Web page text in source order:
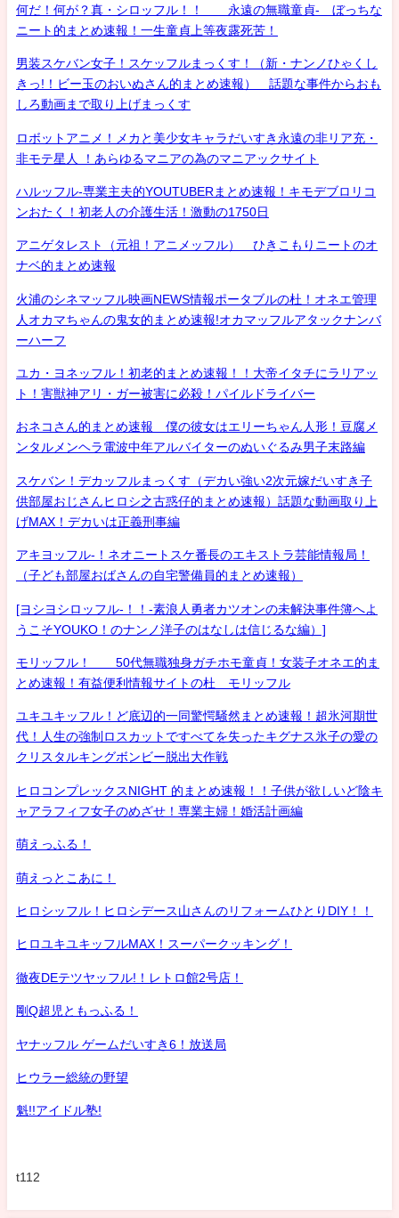
何だ！何が？真・シロッフル！！ 永遠の無職童貞- ぼっちな
ニート的まとめ速報！一生童貞上等夜露死苦！
男装スケバン女子！スケッフルまっくす！（新・ナンノひゃくし
きっ!！ビー玉のおいぬさん的まとめ速報） 話題な事件からおも
しろ動画まで取り上げまっくす
ロボットアニメ！メカと美少女キャラだいすき永遠の非リア充・
非モテ星人 ！あらゆるマニアの為のマニアックサイト
ハルッフル-専業主夫的YOUTUBERまとめ速報！キモデブロリコ
ンおたく！初老人の介護生活！激動の1750日
アニゲタレスト（元祖！アニメッフル） ひきこもりニートのオ
ナベ的まとめ速報
火浦のシネマッフル映画NEWS情報ポータブルの杜！オネエ管理
人オカマちゃんの鬼女的まとめ速報!オカマッフルアタックナンバ
ーハーフ
ユカ・ヨネッフル！初老的まとめ速報！！大帝イタチにラリアッ
ト！害獣神アリ・ガー被害に必殺！パイルドライバー
おネコさん的まとめ速報 僕の彼女はエリーちゃん人形！豆腐メ
ンタルメンヘラ電波中年アルバイターのぬいぐるみ男子末路編
スケバン！デカッフルまっくす（デカい強い2次元嫁だいすき子
供部屋おじさんヒロシ之古惑仔的まとめ速報）話題な動画取り上
げMAX！デカいは正義刑事編
アキヨッフル-！ネオニートスケ番長のエキストラ芸能情報局！
（子ども部屋おばさんの自宅警備員的まとめ速報）
[ヨシヨシロッフル-！！-素浪人勇者カツオンの未解決事件簿へよ
うこそYOUKO！のナンノ洋子のはなしは信じるな編）]
モリッフル！ 50代無職独身ガチホモ童貞！女装子オネエ的ま
とめ速報！有益便利情報サイトの杜 モリッフル
ユキユキッフル！ど底辺的一同驚愕騒然まとめ速報！超氷河期世
代！人生の強制ロスカットですべてを失ったキグナス氷子の愛の
クリスタルキングボンビー脱出大作戦
ヒロコンプレックスNIGHT 的まとめ速報！！子供が欲しいど陰キ
ャアラフィフ女子のめざせ！専業主婦！婚活計画編
萌えっふる！
萌えっとこあに！
ヒロシッフル！ヒロシデース山さんのリフォームひとりDIY！！
ヒロユキユキッフルMAX！スーパークッキング！
徹夜DEテツヤッフル!！レトロ館2号店！
剛Q超児ともっふる！
ヤナッフル ゲームだいすき6！放送局
ヒウラー総統の野望
魁!!アイドル塾!
t112